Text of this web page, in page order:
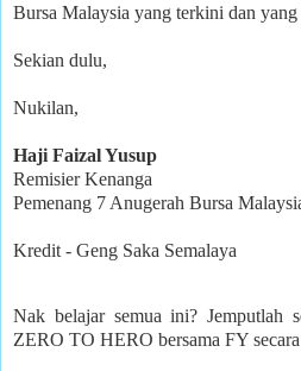
Bursa Malaysia yang terkini dan
Sekian dulu,
Nukilan,
Haji Faizal Yusup
Remisier Kenanga
Pemenang 7 Anugerah Bursa
Kredit - Geng Saka Semalaya
Nak belajar semua ini? Jemputlah
ZERO TO HERO bersama FY